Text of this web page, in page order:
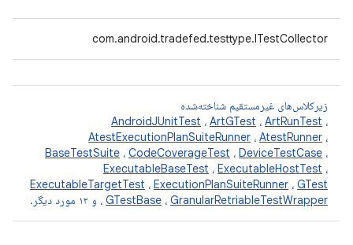
com.android.tradefed.testtype.ITestCollector
زیرکلاس‌های غیرمستقیم شناخته‌شده
AndroidJUnitTest ، ArtGTest ، ArtRunTest ،
AtestExecutionPlanSuiteRunner ، AtestRunner ،
BaseTestSuite ، CodeCoverageTest ، DeviceTestCase ،
ExecutableBaseTest ، ExecutableHostTest ،
ExecutableTargetTest ، ExecutionPlanSuiteRunner ، GTest
، GTestBase ، GranularRetriableTestWrapper و ۱۲ مورد دیگر.